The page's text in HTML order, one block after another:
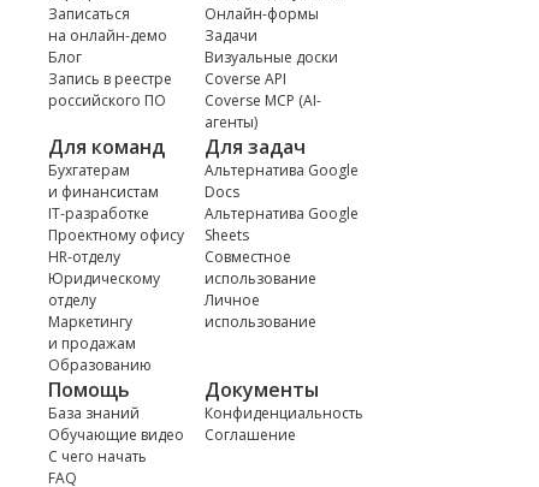
Записаться
на онлайн-демо
Блог
Запись в реестре
российского ПО
Онлайн-формы
Задачи
Визуальные доски
Coverse API
Coverse MCP (AI-
агенты)
Помощь
База знаний
Обучающие видео
С чего начать
FAQ
Для команд
Бухгатерам
и финансистам
IT-разработке
Проектному офису
HR-отделу
Юридическому
отделу
Маркетингу
и продажам
Образованию
Для задач
Альтернатива Google
Docs
Альтернатива Google
Sheets
Совместное
использование
Личное
использование
Документы
Конфиденциальность
Соглашение